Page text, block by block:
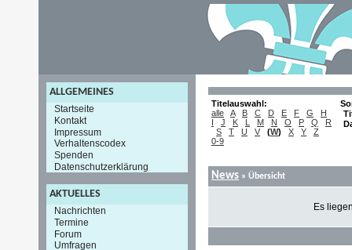
ALLGEMEINES
Startseite
Kontakt
Impressum
Verhaltenscodex
Spenden
Datenschutzerklärung
AKTUELLES
Nachrichten
Termine
Forum
Umfragen
Titelauswahl:
alle
A B C D E F G
H
I
J K L M N O P Q
R
S
T U V (W) X Y
Z
0-9
News » Übersicht
Es